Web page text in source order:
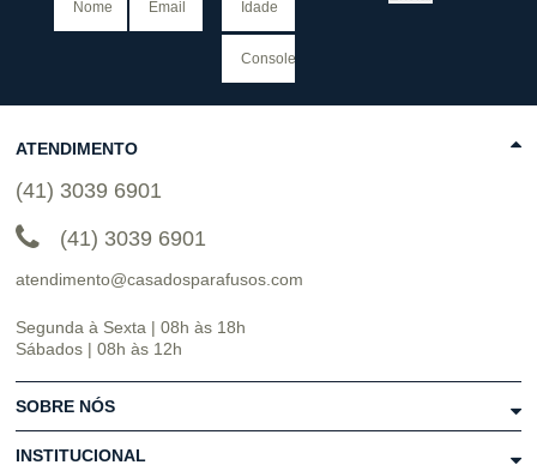
ATENDIMENTO
(41) 3039 6901
(41) 3039 6901
atendimento@casadosparafusos.com
Segunda à Sexta | 08h às 18h
Sábados | 08h às 12h
SOBRE NÓS
INSTITUCIONAL